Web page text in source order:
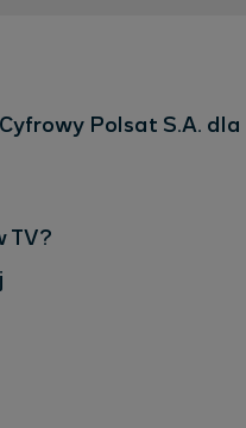
Polsat S.A. dla
TV?